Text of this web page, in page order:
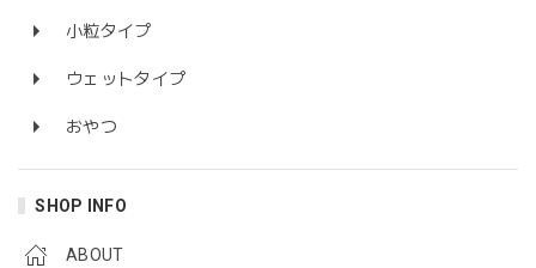
小粒タイプ
ウェットタイプ
おやつ
SHOP INFO
ABOUT